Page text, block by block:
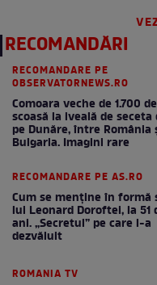
RECOMANDĂRI
RECOMANDARE PE
OBSERVATORNEWS.RO
Comoara veche de 1.700
scoasă la iveală de seceta
pe Dunăre, între România
Bulgaria. Imagini rare
RECOMANDARE PE AS.RO
Cum se menţine în formă
lui Leonard Doroftei, la 51
ani. „Secretul” pe care l-a
dezvăluit
ROMANIA TV